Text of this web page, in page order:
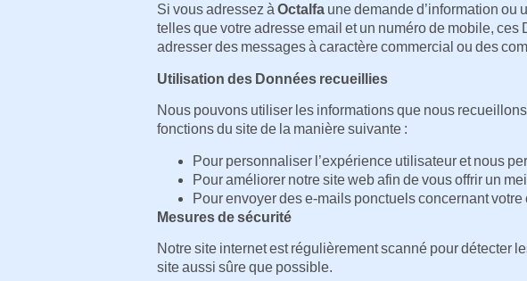
Si vous adressez à Octalfa une demande d’information ou
telles que votre adresse email et un numéro de mobile,
adresser des messages à caractère commercial ou des
Utilisation des Données recueillies
Nous pouvons utiliser les informations que nous
fonctions du site de la manière suivante :
Pour personnaliser l’expérience utilisateur et nous
Pour améliorer notre site web afin de vous offrir un
Pour envoyer des e-mails ponctuels concernant
Mesures de sécurité
Notre site internet est régulièrement scanné pour détecter
site aussi sûre que possible.